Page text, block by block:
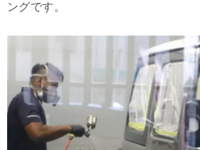
ングです。